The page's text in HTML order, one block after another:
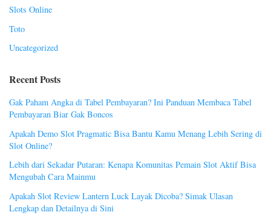
Slots Online
Toto
Uncategorized
Recent Posts
Gak Paham Angka di Tabel Pembayaran? Ini Panduan Membaca Tabel
Pembayaran Biar Gak Boncos
Apakah Demo Slot Pragmatic Bisa Bantu Kamu Menang Lebih Sering di
Slot Online?
Lebih dari Sekadar Putaran: Kenapa Komunitas Pemain Slot Aktif Bisa
Mengubah Cara Mainmu
Apakah Slot Review Lantern Luck Layak Dicoba? Simak Ulasan
Lengkap dan Detailnya di Sini